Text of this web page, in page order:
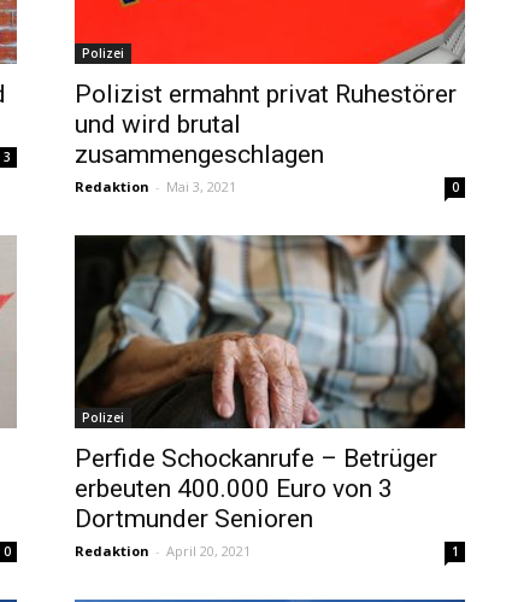
3
Polizei
Polizist ermahnt privat Ruhestörer
und wird brutal
zusammengeschlagen
Redaktion - Mai 3, 2021 0
0
Polizei
Perfide Schockanrufe – Betrüger
erbeuten 400.000 Euro von 3
Dortmunder Senioren
Redaktion - April 20, 2021 1